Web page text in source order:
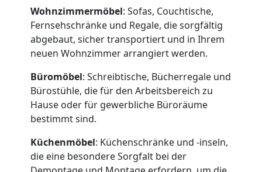
Wohnzimmermöbel: Sofas, Couchtische,
Fernsehschränke und Regale, die sorgfältig
abgebaut, sicher transportiert und in Ihrem
neuen Wohnzimmer arrangiert werden.
Büromöbel: Schreibtische, Bücherregale und
Bürostühle, die für den Arbeitsbereich zu
Hause oder für gewerbliche Büroräume
bestimmt sind.
Küchenmöbel: Küchenschränke und -inseln,
die eine besondere Sorgfalt bei der
Dornbirn
Möbeltaxi
Dornbirn
Kleintransport
Dornbirn